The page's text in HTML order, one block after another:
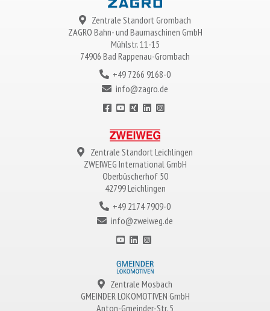
Zentrale Standort Grombach
ZAGRO Bahn- und Baumaschinen GmbH
Mühlstr. 11-15
74906 Bad Rappenau-Grombach
+49 7266 9168-0
info@zagro.de
Zentrale Standort Leichlingen
ZWEIWEG International GmbH
Oberbüscherhof 50
42799 Leichlingen
+49 2174 7909-0
info@zweiweg.de
Zentrale Mosbach
GMEINDER LOKOMOTIVEN GmbH
Anton-Gmeinder-Str. 5